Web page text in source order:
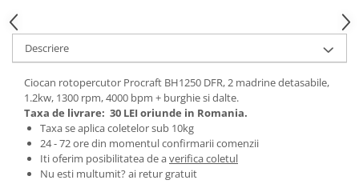
Zootehnie
Incubatoare, oparitoare si
deplumatoare
Echipamente pentru animale
Aparate de tuns animale
Piese si accesorii aparate de tuns
animale
Tarcuri animale
Descriere
Ciocan rotopercutor Procraft BH1250 DFR, 2 madrine detasabile,
1.2kw, 1300 rpm, 4000 bpm + burghie si dalte.
Taxa de livrare: 30 LEI oriunde in Romania.
Taxa se aplica coletelor sub 10kg
24 - 72 ore din momentul confirmarii comenzii
Iti oferim posibilitatea de averifica coletul
Nu esti multumit? ai retur gratuit